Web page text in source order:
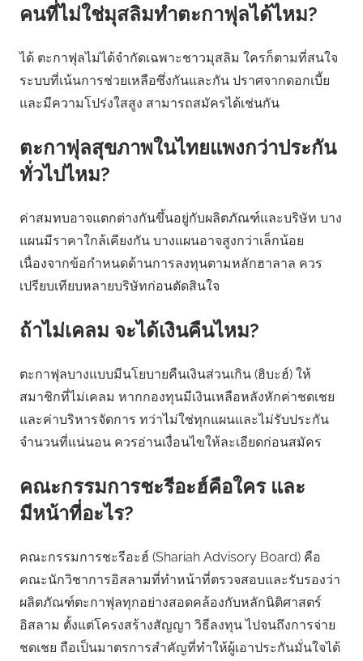
คนที่ไม่ใช่มุสลิมทำตะกาฟุลได้ไหม?
ได้ ตะกาฟุลไม่ได้จำกัดเฉพาะชาวมุสลิม ใครก็ตามที่สนใจ
ระบบที่เน้นการช่วยเหลือซึ่งกันและกัน ปราศจากดอกเบี้ย
และมีความโปร่งใสสูง สามารถสมัครได้เช่นกัน
ตะกาฟุลสุขภาพในไทยแพงกว่าประกัน
ทั่วไปไหม?
ค่าสมทบอาจแตกต่างกันขึ้นอยู่กับผลิตภัณฑ์และบริษัท บาง
แผนมีราคาใกล้เคียงกัน บางแผนอาจสูงกว่าเล็กน้อย
เนื่องจากข้อกำหนดด้านการลงทุนตามหลักฮาลาล ควร
เปรียบเทียบหลายบริษัทก่อนตัดสินใจ
ถ้าไม่เคลม จะได้เงินคืนไหม?
ตะกาฟุลบางแบบมีนโยบายคืนเงินส่วนเกิน (ฮิบะฮ์) ให้
สมาชิกที่ไม่เคลม หากกองทุนมีเงินเหลือหลังหักค่าชดเชย
และค่าบริหารจัดการ ทว่าไม่ใช่ทุกแผนและไม่รับประกัน
จำนวนที่แน่นอน ควรอ่านเงื่อนไขให้ละเอียดก่อนสมัคร
คณะกรรมการชะรีอะฮ์คือใคร และ
มีหน้าที่อะไร?
คณะกรรมการชะรีอะฮ์ (Shariah Advisory Board) คือ
คณะนักวิชาการอิสลามที่ทำหน้าที่ตรวจสอบและรับรองว่า
ผลิตภัณฑ์ตะกาฟุลทุกอย่างสอดคล้องกับหลักนิติศาสตร์
อิสลาม ตั้งแต่โครงสร้างสัญญา วิธีลงทุน ไปจนถึงการจ่าย
ชดเชย ถือเป็นมาตรการสำคัญที่ทำให้ผู้เอาประกันมั่นใจได้